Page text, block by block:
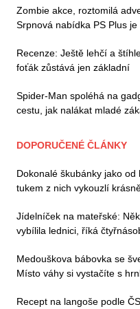
Zombie akce, roztomilá
Srpnová nabídka PS Plus
Recenze: Ještě lehčí a
foťák zůstává jen základní
Spider-Man spoléhá na
cestu, jak nalákat mladé
DOPORUČENÉ ČLÁNKY
Dokonalé škubánky jako
tukem z nich vykouzlí
Jídelníček na mateřské:
vybílila lednici, říká
Medouškova bábovka se
Místo váhy si vystačíte s
Recept na langoše podle